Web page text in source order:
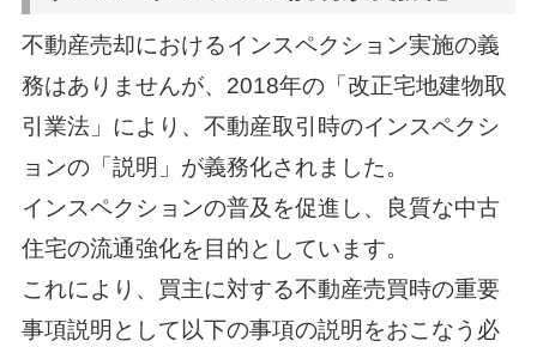
不動産売却におけるインスペクション実施の義
務はありませんが、2018年の「改正宅地建物取
引業法」により、不動産取引時のインスペクシ
ョンの「説明」が義務化されました。
インスペクションの普及を促進し、良質な中古
住宅の流通強化を目的としています。
これにより、買主に対する不動産売買時の重要
事項説明として以下の事項の説明をおこなう必